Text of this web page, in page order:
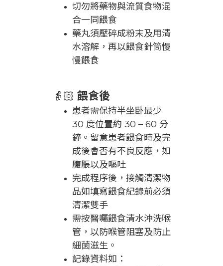
切勿將藥物與流質食物混
合一同餵食
藥丸須壓碎成粉末及用清
水溶解，再以餵食針筒慢
慢餵食
👵🏻 餵食後
患者需保持半坐卧最少
30 度位置約 30 – 60 分
鐘。留意患者餵食時及完
成後會否有不良反應，如
腹脹以及嘔吐
完成程序後，接觸清潔物
品如填寫餵食紀錄前必須
清潔雙手
需按醫囑餵食清水沖洗喉
管，以防喉管阻塞及防止
細菌滋生。
記錄資料如：